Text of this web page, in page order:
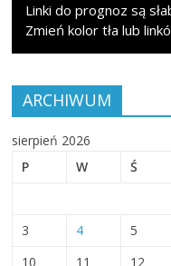
Linki do prognoz są
Zmień kolor tła lub
ARCHIWUM
sierpień 2026
P
W Ś
3
4 5
10
11 12